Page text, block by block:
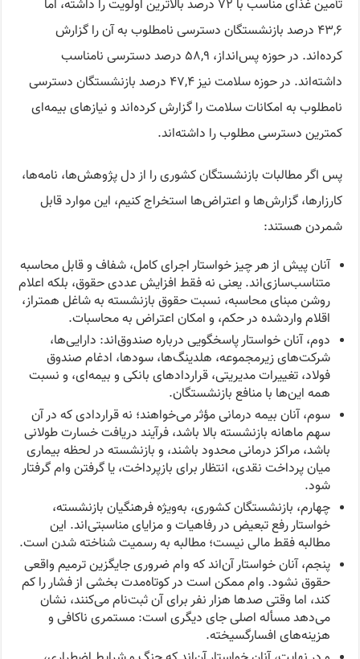
تأمین غذای مناسب با ۷۲ درصد بالاترین اولویت را داشته، اما
۴۳,۶ درصد بازنشستگان دسترسی نامطلوب به آن را گزارش
کرده‌اند. در حوزه پس‌انداز، ۵۸,۹ درصد دسترسی نامناسب
داشته‌اند. در حوزه سلامت نیز ۴۷,۴ درصد بازنشستگان دسترسی
نامطلوب به امکانات سلامت را گزارش کرده‌اند و نیازهای بیمه‌ای
کمترین دسترسی مطلوب را داشته‌اند.
پس اگر مطالبات بازنشستگان کشوری را از دل پژوهش‌ها، نامه‌ها،
کارزارها، گزارش‌ها و اعتراض‌ها استخراج کنیم، این موارد قابل
شمردن هستند:
آنان پیش از هر چیز خواستار اجرای کامل، شفاف و قابل محاسبه
متناسب‌سازی‌اند. یعنی نه فقط افزایش عددی حقوق، بلکه اعلام
روشن مبنای محاسبه، نسبت حقوق بازنشسته به شاغل همتراز،
اقلام واردشده در حکم، و امکان اعتراض به محاسبات.
دوم، آنان خواستار پاسخگویی درباره صندوق‌اند: دارایی‌ها،
شرکت‌های زیرمجموعه، هلدینگ‌ها، سودها، ادغام صندوق
فولاد، تغییرات مدیریتی، قراردادهای بانکی و بیمه‌ای، و نسبت
همه این‌ها با منافع بازنشستگان.
سوم، آنان بیمه درمانی مؤثر می‌خواهند؛ نه قراردادی که در آن
سهم ماهانه بازنشسته بالا باشد، فرآیند دریافت خسارت طولانی
باشد، مراکز درمانی محدود باشند، و بازنشسته در لحظه بیماری
میان پرداخت نقدی، انتظار برای بازپرداخت، یا گرفتن وام گرفتار
شود.
چهارم، بازنشستگان کشوری، به‌ویژه فرهنگیان بازنشسته،
خواستار رفع تبعیض در رفاهیات و مزایای مناسبتی‌اند. این
مطالبه فقط مالی نیست؛ مطالبه به رسمیت شناخته شدن است.
پنجم، آنان خواستار آن‌اند که وام ضروری جایگزین ترمیم واقعی
حقوق نشود. وام ممکن است در کوتاه‌مدت بخشی از فشار را کم
کند، اما وقتی صدها هزار نفر برای آن ثبت‌نام می‌کنند، نشان
می‌دهد مسأله اصلی جای دیگری است: مستمری ناکافی و
هزینه‌های افسارگسیخته.